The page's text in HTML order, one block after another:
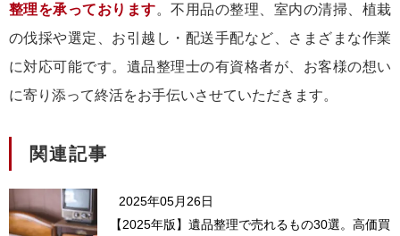
整理を承っております。不用品の整理、室内の清掃、植栽
の伐採や選定、お引越し・配送手配など、さまざまな作業
に対応可能です。遺品整理士の有資格者が、お客様の想い
に寄り添って終活をお手伝いさせていただきます。
関連記事
2025年05月26日
【2025年版】遺品整理で売れるもの30選。高価買